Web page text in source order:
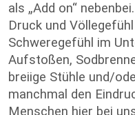
als „Add on“
Druck und
Schweregefühl im
Aufstoßen,
breiige Stühle und/
manchmal den
Menschen hier bei